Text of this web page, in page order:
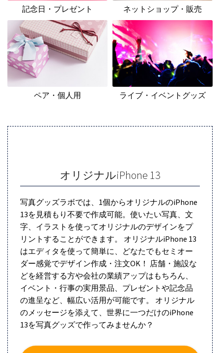
記念日・プレゼント ネットショップ・販売
ペア・個人用 ライブ・イベントグッズ
オリジナルiPhone 13
写真グッズラボでは、1個からオリジナルのiPhone
13を見積もり不要で作成可能。使いたい写真、文
字、イラストを使ってオリジナルのデザインをプ
リントすることができます。 オリジナルiPhone 13
はエディタを使って簡単に、どなたでもセミオー
ダー感覚でデザイン作成・注文OK！ 店舗・施設な
どを経営する方や会社の業績アップはもちろん、
イベント・行事の実用景品、プレゼントや記念品
の進呈など、幅広い活用が可能です。 オリジナル
のメッセージを添えて、世界に一つだけのiPhone
13を写真グッズで作ってみませんか？